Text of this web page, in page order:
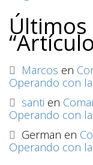
Marcos en
Operando con la
santi en
Operando con la
German en
Operando con la